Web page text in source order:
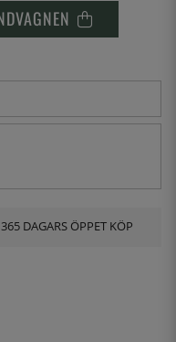
365 DAGARS ÖPPET KÖP